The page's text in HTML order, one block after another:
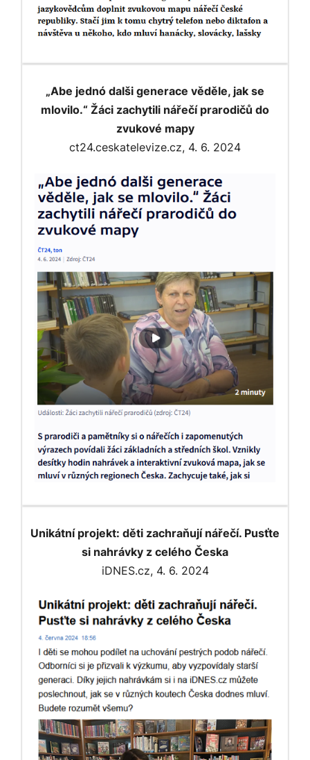
„Abe jednó dalši generace věděle, jak se
mlovilo.“ Žáci zachytili nářečí prarodičů do
zvukové mapy
ct24.ceskatelevize.cz, 4. 6. 2024
Unikátní projekt: děti zachraňují nářečí. Pusťte
si nahrávky z celého Česka
iDNES.cz, 4. 6. 2024